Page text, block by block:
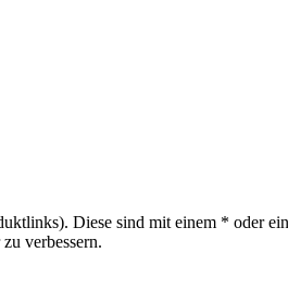
Diese sind mit einem * oder
verbessern.